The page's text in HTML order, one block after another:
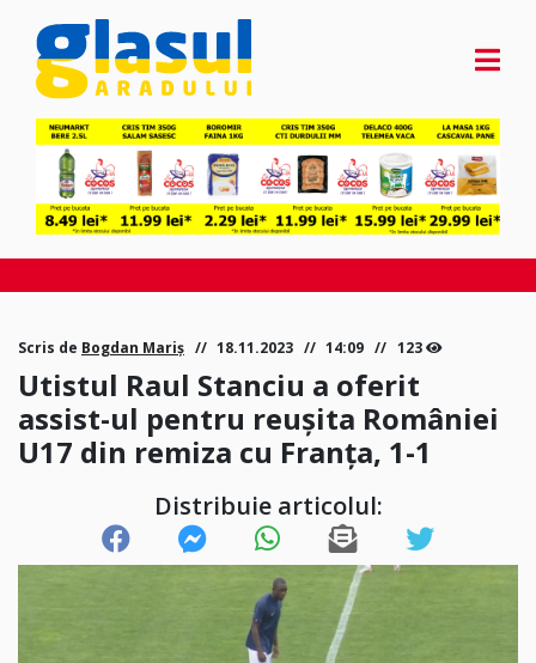
Scris de Bogdan Mariș 18.11.2023 14:09 123
Utistul Raul Stanciu a oferit
assist-ul pentru reușita României
U17 din remiza cu Franța, 1-1
Distribuie articolul: